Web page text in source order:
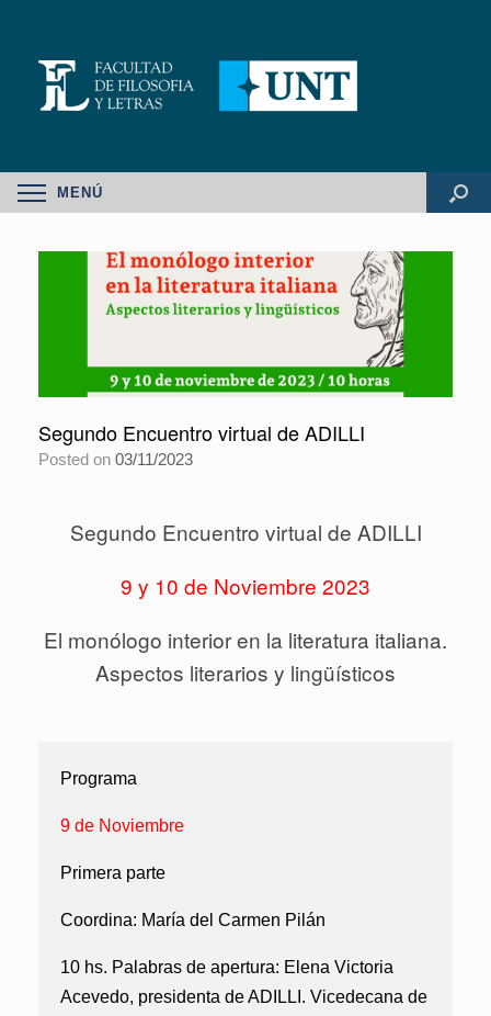
MENÚ
Segundo Encuentro virtual de ADILLI
Posted on 03/11/2023
Segundo Encuentro virtual de ADILLI
9 y 10 de Noviembre 2023
El monólogo interior en la literatura italiana.
Aspectos literarios y lingüísticos
Programa
9 de Noviembre
Primera parte
Coordina: María del Carmen Pilán
10 hs. Palabras de apertura: Elena Victoria
Acevedo, presidenta de ADILLI . Vicedecana de